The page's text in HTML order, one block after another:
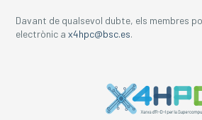
Davant de qualsevol dubte, els membres
electrònic ax4hpc@bsc.es.